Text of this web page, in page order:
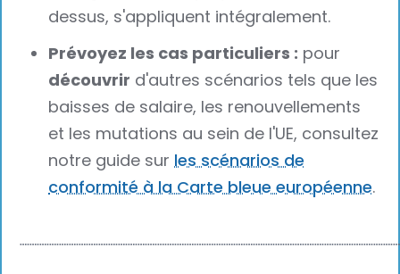
dessus, s'appliquent intégralement.
Prévoyez les cas particuliers : pour
découvrir d'autres scénarios tels que les
baisses de salaire, les renouvellements
et les mutations au sein de l'UE, consultez
notre guide sur les scénarios de
conformité à la Carte bleue européenne.